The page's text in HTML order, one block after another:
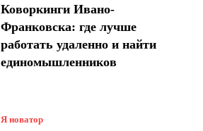
Коворкинги Ивано-
Франковска: где лучше
работать удаленно и найти
единомышленников
Я новатор